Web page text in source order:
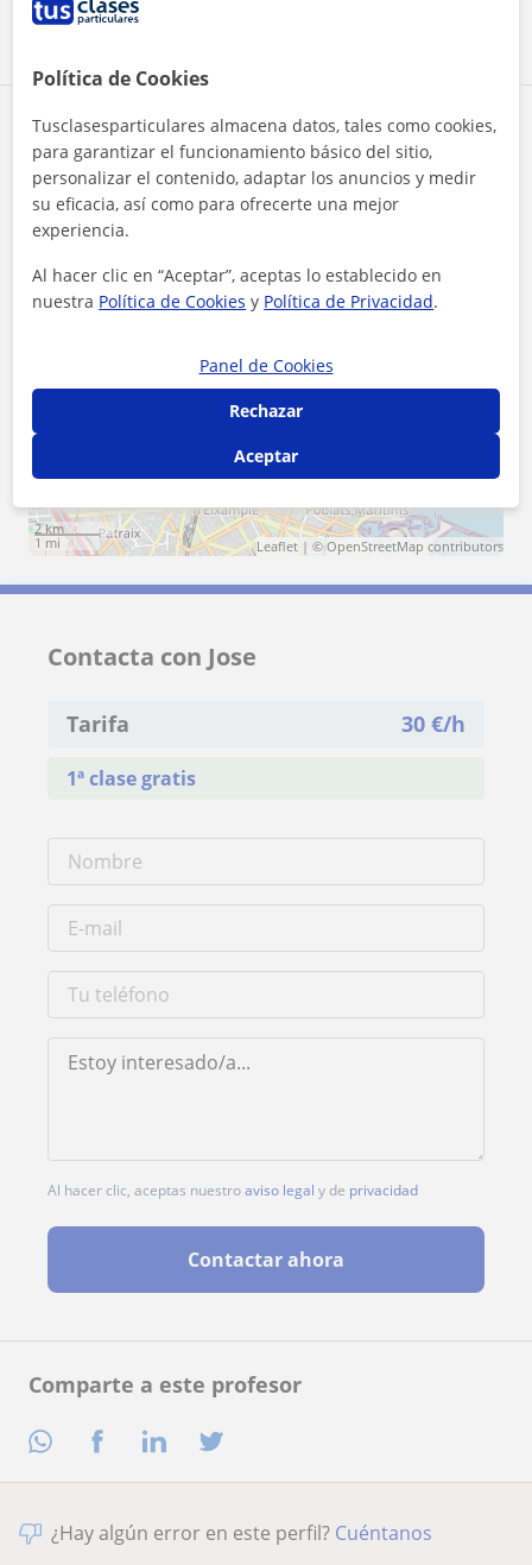
Comparte a este profesor
Zona de Jose
Localidades a las que se desplaza para dar clase
Valencia (Ciudad)
Almàssera
Alboraya
2 km
1 mi
Leaflet | © OpenStreetMap contributors
Contacta con Jose
Tarifa 30 €/h
1ª clase gratis
Al hacer clic, aceptas nuestroaviso legal y de privacidad
Contactar ahora
¿Hay algún error en este perfil? Cuéntanos
Política de Cookies
Tusclasesparticulares almacena datos, tales como cookies,
para garantizar el funcionamiento básico del sitio,
personalizar el contenido, adaptar los anuncios y medir
su eficacia, así como para ofrecerte una mejor
experiencia.
Al hacer clic en “Aceptar”, aceptas lo establecido en
nuestra Política de Cookies y Política de Privacidad.
Panel de Cookies
Rechazar
Aceptar